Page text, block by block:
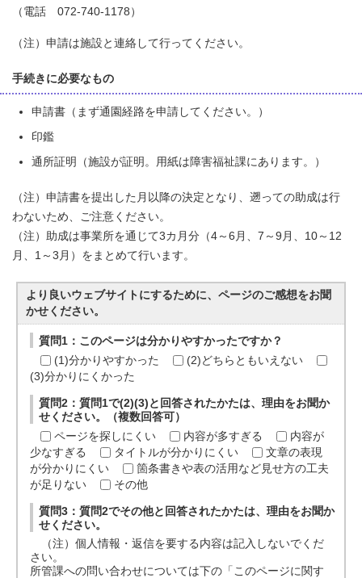
（電話 072-740-1178）
（注）申請は施設と連絡して行ってください。
手続きに必要なもの
申請書（まず通園経路を申請してください。）
印鑑
通所証明（施設が証明。用紙は障害福祉課にあります。）
（注）申請書を提出した月以降の決定となり、遡っての助成は行
わないため、ご注意ください。
（注）助成は事業所を通じて3カ月分（4～6月、7～9月、10～12
月、1～3月）をまとめて行います。
より良いウェブサイトにするために、ページのご感想をお聞
かせください。
質問1：このページは分かりやすかったですか？
(1)分かりやすかった
(2)どちらともいえない
(3)分かりにくかった
質問2：質問1で(2)(3)と回答されたかたは、理由をお聞か
せください。（複数回答可）
ページを探しにくい
内容が多すぎる
内容が
少なすぎる
タイトルが分かりにくい
文章の表現
が分かりにくい
箇条書きや表の活用など見せ方の工夫
が足りない
その他
質問3：質問2でその他と回答されたかたは、理由をお聞か
せください。
（注）個人情報・返信を要する内容は記入しないでくだ
さい。
所管課への問い合わせについては下の「このページに関す